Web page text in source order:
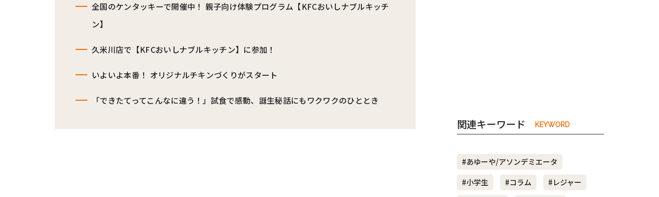
全国のケンタッキーで開催中！ 親子向け体験プログラム【KFCおいしナブルキッチ
ン】
久米川店で【KFCおいしナブルキッチン】に参加！
いよいよ本番！ オリジナルチキンづくりがスタート
「できたてってこんなに違う！」試食で感動、誕生秘話にもワクワクのひととき
関連キーワード KEYWORD
#あゆーや/アソンデミエータ
#小学生
#コラム
#レジャー